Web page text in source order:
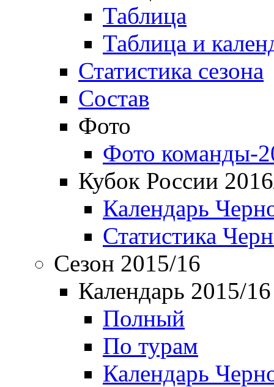
Таблица
Таблица и
Статистика сезона
Состав
Фото
Фото команды-
Кубок России
Календарь
Статистика
Сезон 2015/16
Календарь 2015/16
Полный
По турам
Календарь